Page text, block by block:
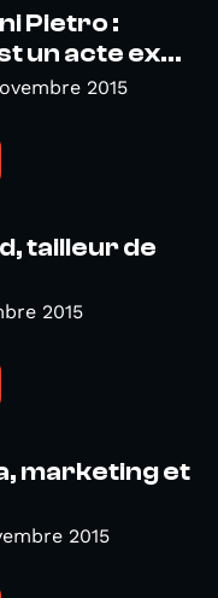
Pietro :
un acte ex...
2015
tailleur de
2015
marketing et
2015